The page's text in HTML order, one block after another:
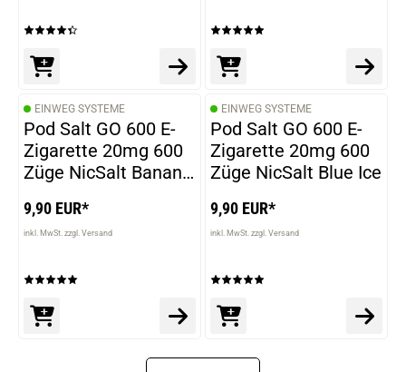
EINWEG SYSTEME
Pod Salt GO 600 E-
Zigarette 20mg 600
Züge NicSalt Banana
9,90 EUR*
inkl. MwSt. zzgl. Versand
EINWEG SYSTEME
Pod Salt GO 600 E-
Zigarette 20mg 600
Züge NicSalt Blue Ice
9,90 EUR*
inkl. MwSt. zzgl. Versand